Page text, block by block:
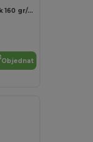
BILGOLA Sluneční klobouk 160 gr/m²
Objednat